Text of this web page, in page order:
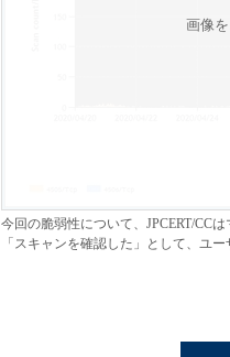
画像
今回の脆弱性について、JPCERT/CC
「スキャンを確認した」として、ユ